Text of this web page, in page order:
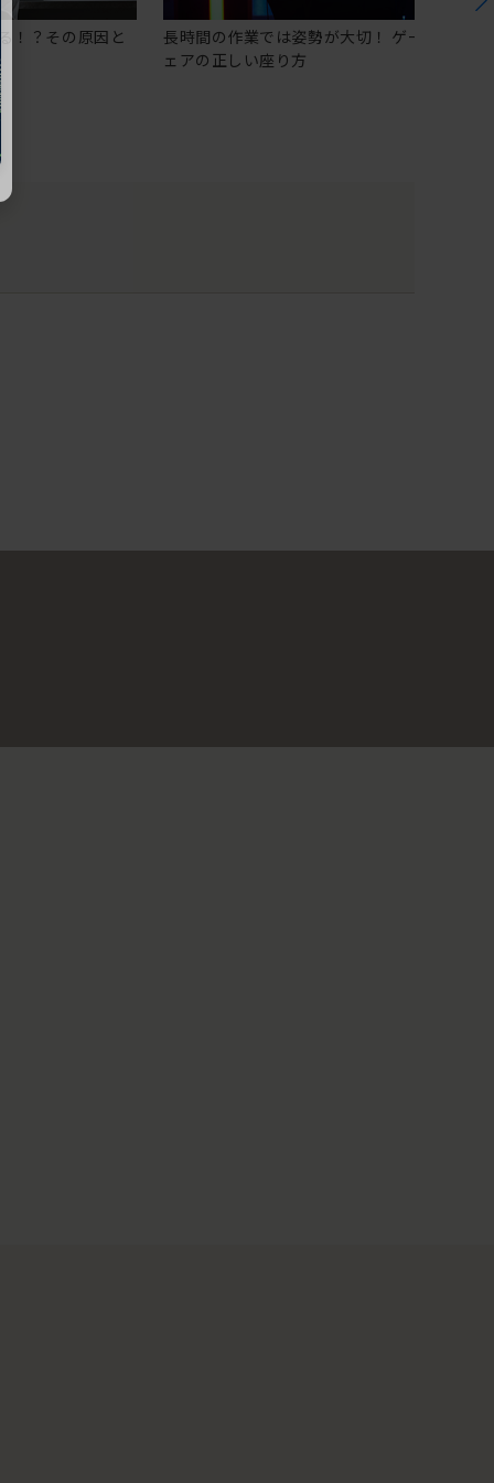
！？その原因と
長時間の作業では姿勢が大切！ ゲーミングチ
ェアの正しい座り方